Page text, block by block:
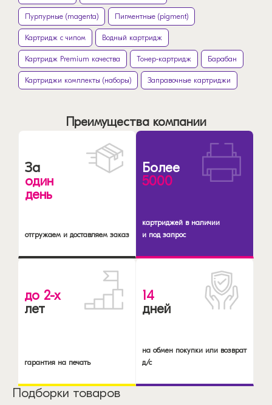
Пурпурные (magenta) Пигментные (pigment)
Картридж с чипом Водный картридж
Картридж Premium качества Тонер-картридж Барабан
Картриджи комплекты (наборы) Заправочные картриджи
Преимущества компании
За
один
день
отгружаем и доставляем заказ
Более
5000
картриджей в наличии
и под запрос
до 2-х
лет
гарантия на печать
14
дней
на обмен покупки или возврат
д/с
Подборки товаров